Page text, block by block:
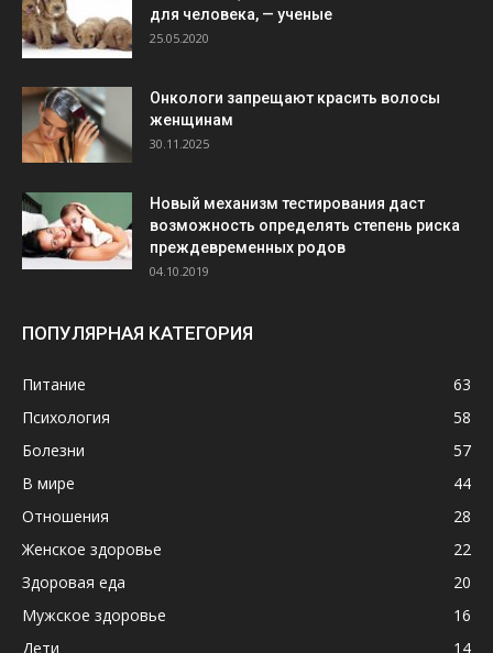
для человека, — ученые
25.05.2020
Онкологи запрещают красить волосы
женщинам
30.11.2025
Новый механизм тестирования даст
возможность определять степень риска
преждевременных родов
04.10.2019
ПОПУЛЯРНАЯ КАТЕГОРИЯ
Питание
63
Психология
58
Болезни
57
В мире
44
Отношения
28
Женское здоровье
22
Здоровая еда
20
Мужское здоровье
16
Дети
14